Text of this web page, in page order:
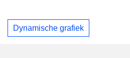
Dynamische grafiek